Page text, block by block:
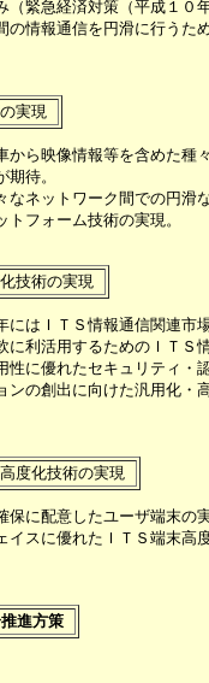
緊急経済対策（平成１０
情報通信を円滑に行うた
ら映像情報等を含めた種
待。
ネットワーク間での円滑
フォーム技術の実現。
はＩＴＳ情報通信関連市
利活用するためのＩＴＳ
に優れたセキュリティ・
の創出に向けた汎用化・
に配意したユーザ端末の
スに優れたＩＴＳ端末高
進方策